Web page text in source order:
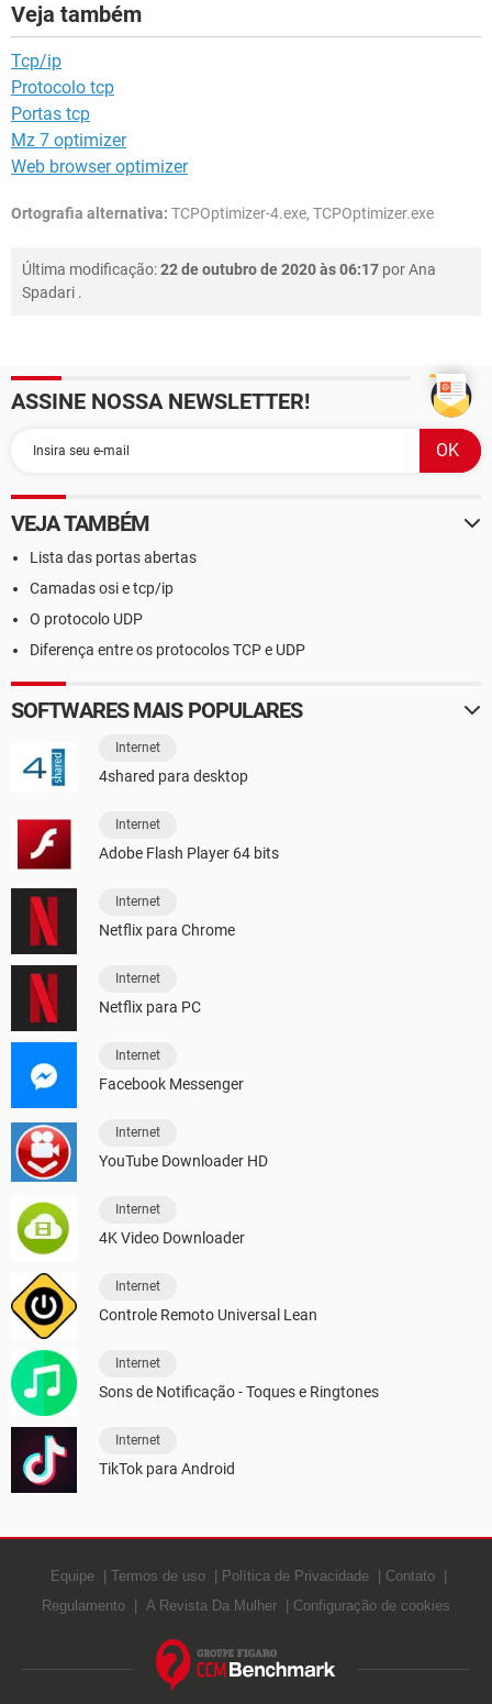
Veja também
Tcp/ip
Protocolo tcp
Portas tcp
Mz 7 optimizer
Web browser optimizer
Ortografia alternativa: TCPOptimizer-4.exe, TCPOptimizer.exe
Última modificação:22 de outubro de 2020 às 06:17 porAna
Spadari .
ASSINE NOSSA NEWSLETTER!
VEJA TAMBÉM
Lista das portas abertas
Camadas osi e tcp/ip
O protocolo UDP
Diferença entre os protocolos TCP e UDP
SOFTWARES MAIS POPULARES
Internet
4shared para desktop
Internet
Adobe Flash Player 64 bits
Internet
Netflix para Chrome
Internet
Netflix para PC
Internet
Facebook Messenger
Internet
YouTube Downloader HD
Internet
4K Video Downloader
Internet
Controle Remoto Universal Lean
Internet
Sons de Notificação - Toques e Ringtones
Internet
TikTok para Android
Equipe Termos de uso Política de Privacidade
Contato
Regulamento
A Revista Da Mulher Configuração de cookies